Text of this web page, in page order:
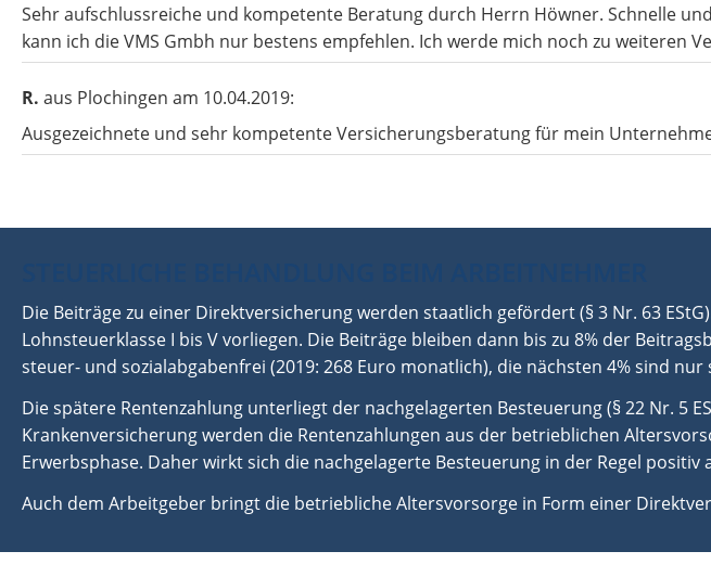
Sehr aufschlussreiche und kompetente Beratung durch Herrn Höwner. Schnelle
kann ich die VMS Gmbh nur bestens empfehlen. Ich werde mich noch zu weiteren
R. aus Plochingen am 10.04.2019:
Ausgezeichnete und sehr kompetente Versicherungsberatung für mein
Die Beiträge zu einer Direktversicherung werden staatlich gefördert (§ 3 Nr. 63
Lohnsteuerklasse I bis V vorliegen. Die Beiträge bleiben dann bis zu 8% der
steuer- und sozialabgabenfrei (2019: 268 Euro monatlich), die nächsten 4% sind nur
Die spätere Rentenzahlung unterliegt der nachgelagerten Besteuerung (§ 22 Nr. 5
Krankenversicherung werden die Rentenzahlungen aus der betrieblichen
Erwerbsphase. Daher wirkt sich die nachgelagerte Besteuerung in der Regel positiv
Auch dem Arbeitgeber bringt die betriebliche Altersvorsorge in Form einer